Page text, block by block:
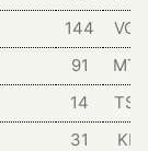
144
VCH
91
MTR
14
TSG
31 KIN